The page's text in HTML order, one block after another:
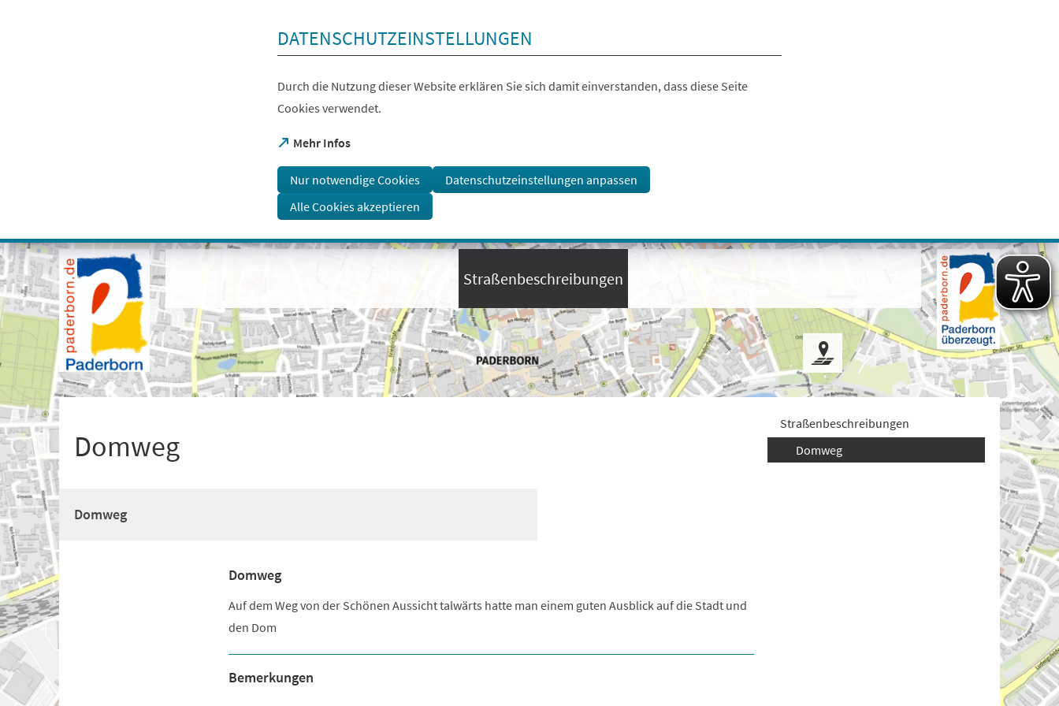
Visuelle
Assistenzsoftware
öffnen.
Mit
der
Tastatur
erreichbar
über
+
DATENSCHUTZEINSTELLUNGEN
Durch die Nutzung dieser Website erklären Sie sich damit einverstanden, dass diese Seite
Cookies verwendet.
Mehr Infos
(Öffnet
einem
neuen
Tab)
Nur notwendige Cookies
Datenschutzeinstellungen anpassen
Alle Cookies akzeptieren
Straßenbeschreibungen
Domweg
Domweg
Domweg
Auf dem Weg von der Schönen Aussicht talwärts hatte man einem guten Ausblick auf die Stadt und
den Dom
Bemerkungen
Straßenbeschreibungen
Domweg